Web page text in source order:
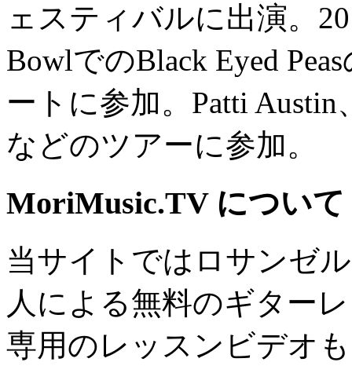
ェスティバルに出演。
BowlでのBlack Eyed
ートに参加。Patti Austin
などのツアーに参加。
MoriMusic.TV について
当サイトではロサンゼ
人による無料のギター
専用のレッスンビデオ